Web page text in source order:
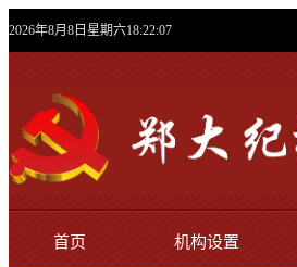
2026年8月8日星期六18:22:08
首页 机构设置